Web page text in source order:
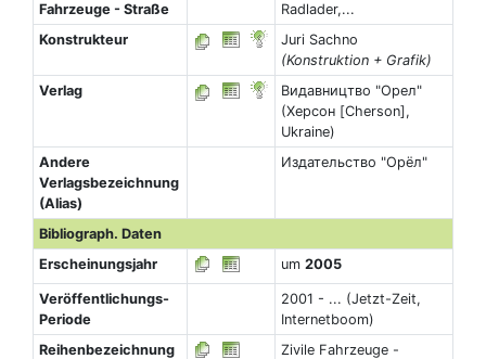
Fahrzeuge - Straße
Radlader,...
Konstrukteur
Juri Sachno
(Konstruktion + Grafik)
Verlag
Видавництво "Орел"
(Херсон [Cherson],
Ukraine)
Andere
Verlagsbezeichnung
(Alias)
Издательство "Орёл"
Bibliograph. Daten
Erscheinungsjahr
um 2005
Veröffentlichungs-
Periode
2001 - ... (Jetzt-Zeit,
Internetboom)
Reihenbezeichnung
Zivile Fahrzeuge -